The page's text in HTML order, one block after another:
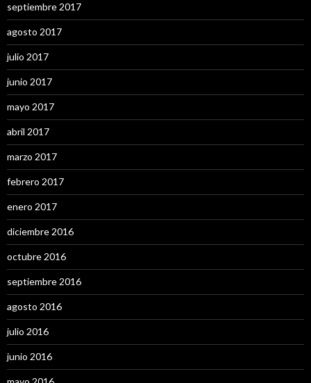
septiembre 2017
agosto 2017
julio 2017
junio 2017
mayo 2017
abril 2017
marzo 2017
febrero 2017
enero 2017
diciembre 2016
octubre 2016
septiembre 2016
agosto 2016
julio 2016
junio 2016